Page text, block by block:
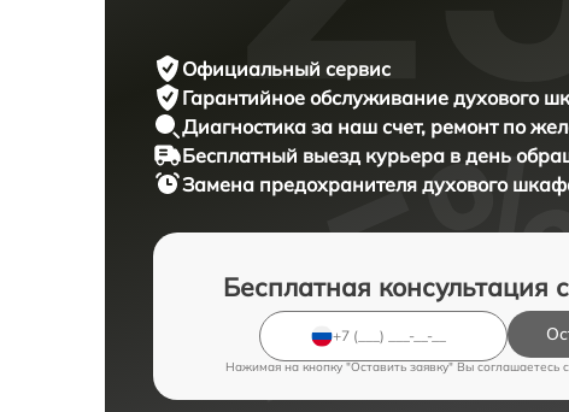
Официальный сервис
Гарантийное обслуживание духового
Диагностика за наш счет, ремонт по
Бесплатный выезд курьера в день
Замена предохранителя духового
Бесплатная консультация
Нажимая на кнопку "Оставить заявку" Вы соглашаетесь c